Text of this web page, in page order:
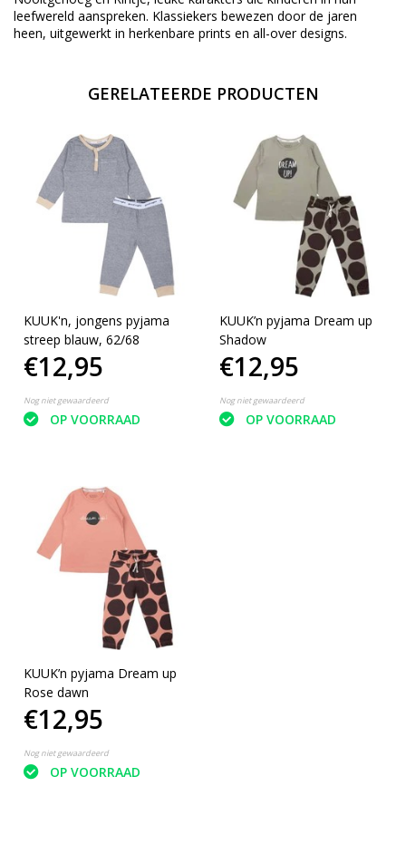
leefwereld aanspreken. Klassiekers bewezen door de jaren
heen, uitgewerkt in herkenbare prints en all-over designs.
GERELATEERDE PRODUCTEN
KUUK'n, jongens pyjama
streep blauw, 62/68
€12,95
Nog niet gewaardeerd
OP VOORRAAD
KUUK’n pyjama Dream up
Shadow
€12,95
Nog niet gewaardeerd
OP VOORRAAD
KUUK’n pyjama Dream up
Rose dawn
€12,95
Nog niet gewaardeerd
OP VOORRAAD